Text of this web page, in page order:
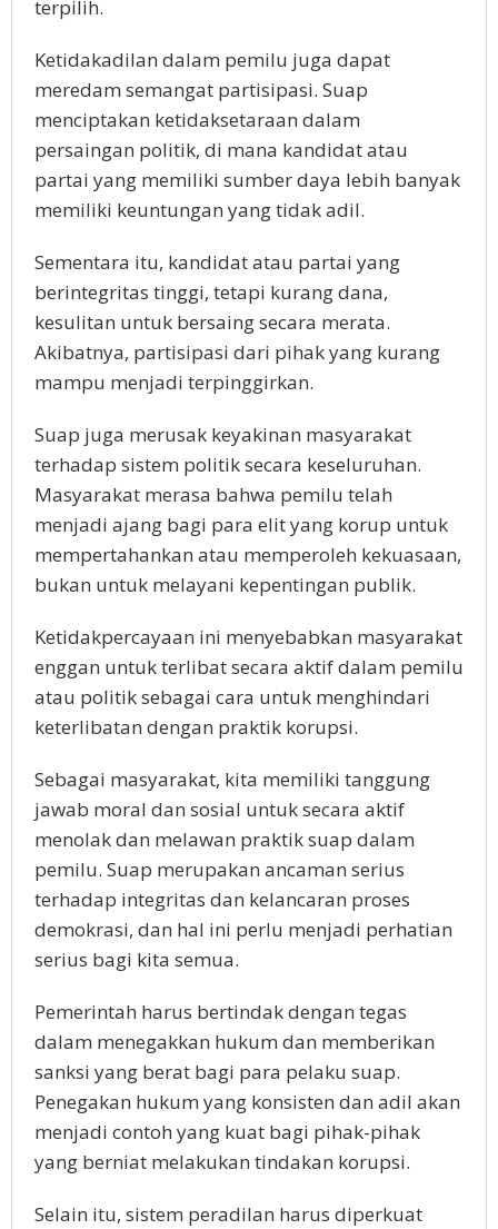
terpilih.
Ketidakadilan dalam pemilu juga dapat
meredam semangat partisipasi. Suap
menciptakan ketidaksetaraan dalam
persaingan politik, di mana kandidat atau
partai yang memiliki sumber daya lebih banyak
memiliki keuntungan yang tidak adil.
Sementara itu, kandidat atau partai yang
berintegritas tinggi, tetapi kurang dana,
kesulitan untuk bersaing secara merata.
Akibatnya, partisipasi dari pihak yang kurang
mampu menjadi terpinggirkan.
Suap juga merusak keyakinan masyarakat
terhadap sistem politik secara keseluruhan.
Masyarakat merasa bahwa pemilu telah
menjadi ajang bagi para elit yang korup untuk
mempertahankan atau memperoleh kekuasaan,
bukan untuk melayani kepentingan publik.
Ketidakpercayaan ini menyebabkan masyarakat
enggan untuk terlibat secara aktif dalam pemilu
atau politik sebagai cara untuk menghindari
keterlibatan dengan praktik korupsi.
Sebagai masyarakat, kita memiliki tanggung
jawab moral dan sosial untuk secara aktif
menolak dan melawan praktik suap dalam
pemilu. Suap merupakan ancaman serius
terhadap integritas dan kelancaran proses
demokrasi, dan hal ini perlu menjadi perhatian
serius bagi kita semua.
Pemerintah harus bertindak dengan tegas
dalam menegakkan hukum dan memberikan
sanksi yang berat bagi para pelaku suap.
Penegakan hukum yang konsisten dan adil akan
menjadi contoh yang kuat bagi pihak-pihak
yang berniat melakukan tindakan korupsi.
Selain itu, sistem peradilan harus diperkuat